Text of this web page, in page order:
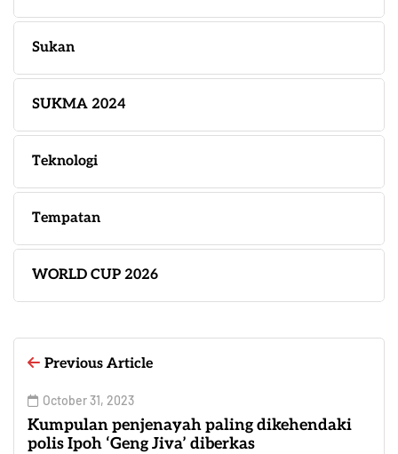
Sukan
SUKMA 2024
Teknologi
Tempatan
WORLD CUP 2026
Previous Article
October 31, 2023
Kumpulan penjenayah paling dikehendaki
polis Ipoh ‘Geng Jiva’ diberkas